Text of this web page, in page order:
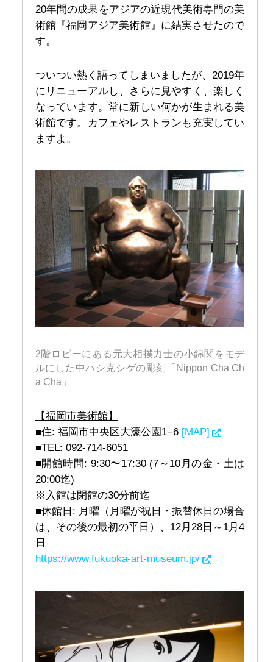
20年間の成果をアジアの近現代美術専門の美
術館『福岡アジア美術館』に結実させたので
す。
ついつい熱く語ってしまいましたが、2019年
にリニューアルし、さらに見やすく、楽しく
なっています。常に新しい何かが生まれる美
術館です。カフェやレストランも充実してい
ますよ。
2階ロビーにある元大相撲力士の小錦関をモデ
ルにした中ハシ克シゲの彫刻「Nippon Cha Ch
a Cha」
【福岡市美術館】
■住: 福岡市中央区大濠公園1−6 [MAP]
■TEL: 092-714-6051
■開館時間: 9:30〜17:30 (7～10月の金・土は
20:00迄)
※入館は閉館の30分前迄
■休館日: 月曜（月曜が祝日・振替休日の場合
は、その後の最初の平日）、12月28日～1月4
日
https://www.fukuoka-art-museum.jp/